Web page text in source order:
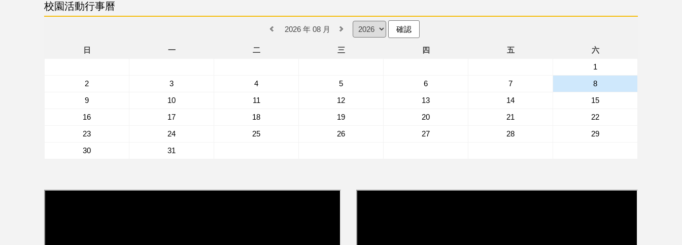
校園活動行事曆
2026 年 08 月 確認
日 一 二 三 四 五
六
1
2
3 4 5 6 7
8
9
10 11 12 13 14
15
16
17 18 19 20 21
22
23
24 25 26 27 28
29
30
31